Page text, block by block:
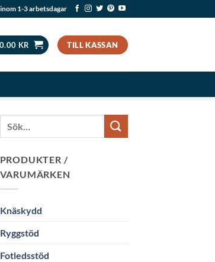
1-3 arbetsdagar
0.00 KR TILL KASSAN
PRODUKTER /
VARUMÄRKEN
Knäskydd
Ryggstöd
Fotledsstöd